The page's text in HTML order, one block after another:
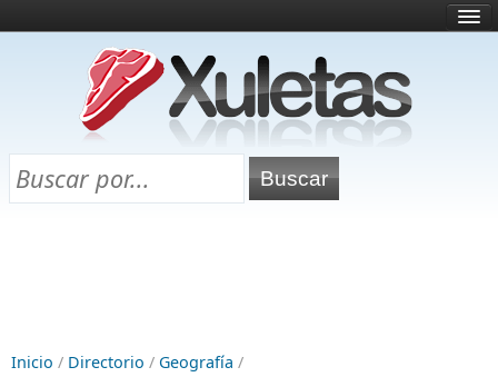
¿Qué es esto?
Directorio
Chuletas para exámenes
Inicio / Directorio / Geografía /